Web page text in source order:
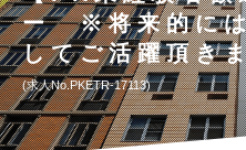
ー ※将来的には
してご活躍頂き
求人No.PKETR-17113